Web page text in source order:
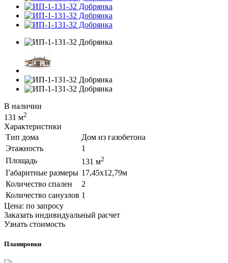
В наличии
131 м2
Характеристики
Тип дома
Дом из газобетона
Этажность
1
Площадь
131 м2
Габаритные размеры 17,45х12,79м
Количество спален
2
Количество санузлов 1
Цена: по запросу
Заказать индивидуальный расчет
Узнать стоимость
Планировки